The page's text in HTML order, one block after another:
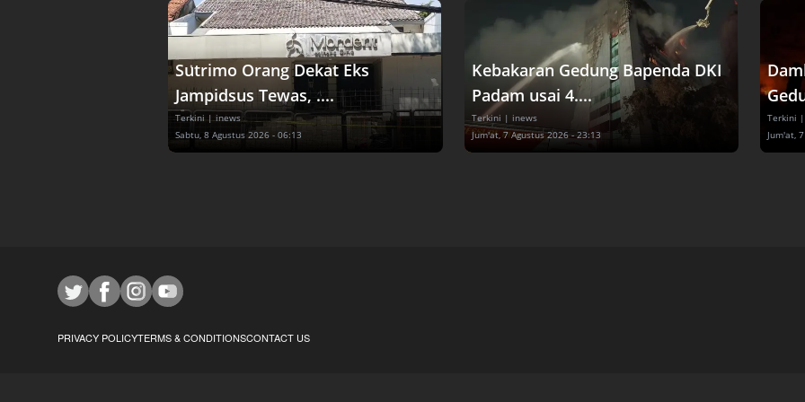
Sutrimo Orang Dekat Eks
Jampidsus Tewas, ....
Terkini | inews
Sabtu, 8 Agustus 2026 - 06:13
Kebakaran Gedung Bapenda DKI
Padam usai 4....
Terkini | inews
Jum'at, 7 Agustus 2026 - 23:13
Terkini
Jum'at,
PRIVACY POLICYTERMS & CONDITIONSCONTACT US